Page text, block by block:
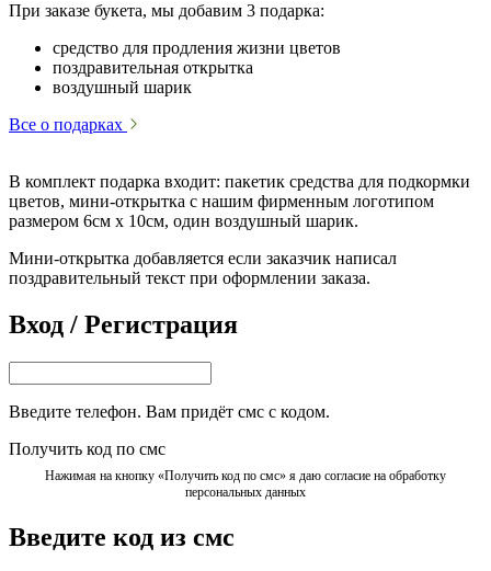
При заказе букета, мы добавим 3 подарка:
средство для продления жизни цветов
поздравительная открытка
воздушный шарик
Все о подарках
В комплект подарка входит: пакетик средства для подкормки
цветов, мини-открытка с нашим фирменным логотипом
размером 6см х 10см, один воздушный шарик.
Мини-открытка добавляется если заказчик написал
поздравительный текст при оформлении заказа.
Вход / Регистрация
Введите телефон. Вам придёт смс с кодом.
Получить код по смс
Нажимая на кнопку «Получить код по смс» я даю согласие на обработку
персональных данных
Введите код из смс